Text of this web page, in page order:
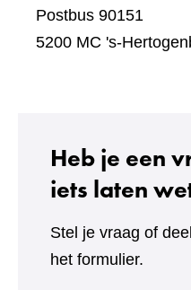
Postbus 90151
5200 MC 's-
Heb je een
iets laten
Stel je vraag of
het formulier.